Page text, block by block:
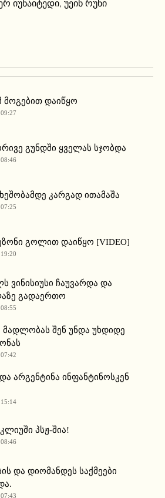
იუნაიტედი, უეინ რუნი
მოგებით დაიწყო
გუნდში ყველას სჯობდა
კარგად ითამაშა
გოლით დაიწყო [VIDEO]
ვინისიუსი ჩაუვარდა და
გადაერთო
მადლობას შენ უნდა უხდიდე
არგენტინა ინფანტინოსკენ
პსჟ-შია!
და დიომანდეს საქმეები